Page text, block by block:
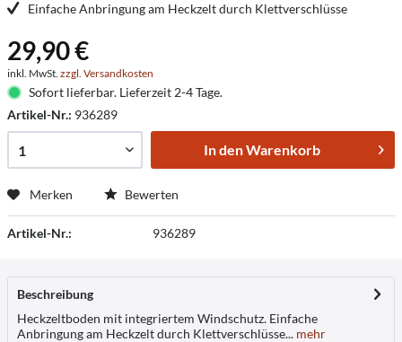
Einfache Anbringung am Heckzelt durch Klettverschlüsse
29,90 €
inkl. MwSt. zzgl. Versandkosten
Sofort lieferbar. Lieferzeit 2-4 Tage.
Artikel-Nr.: 936289
In denWarenkorb
Merken Bewerten
Artikel-Nr.: 936289
Beschreibung
Heckzeltboden mit integriertem Windschutz. Einfache
Anbringung am Heckzelt durch Klettverschlüsse... mehr